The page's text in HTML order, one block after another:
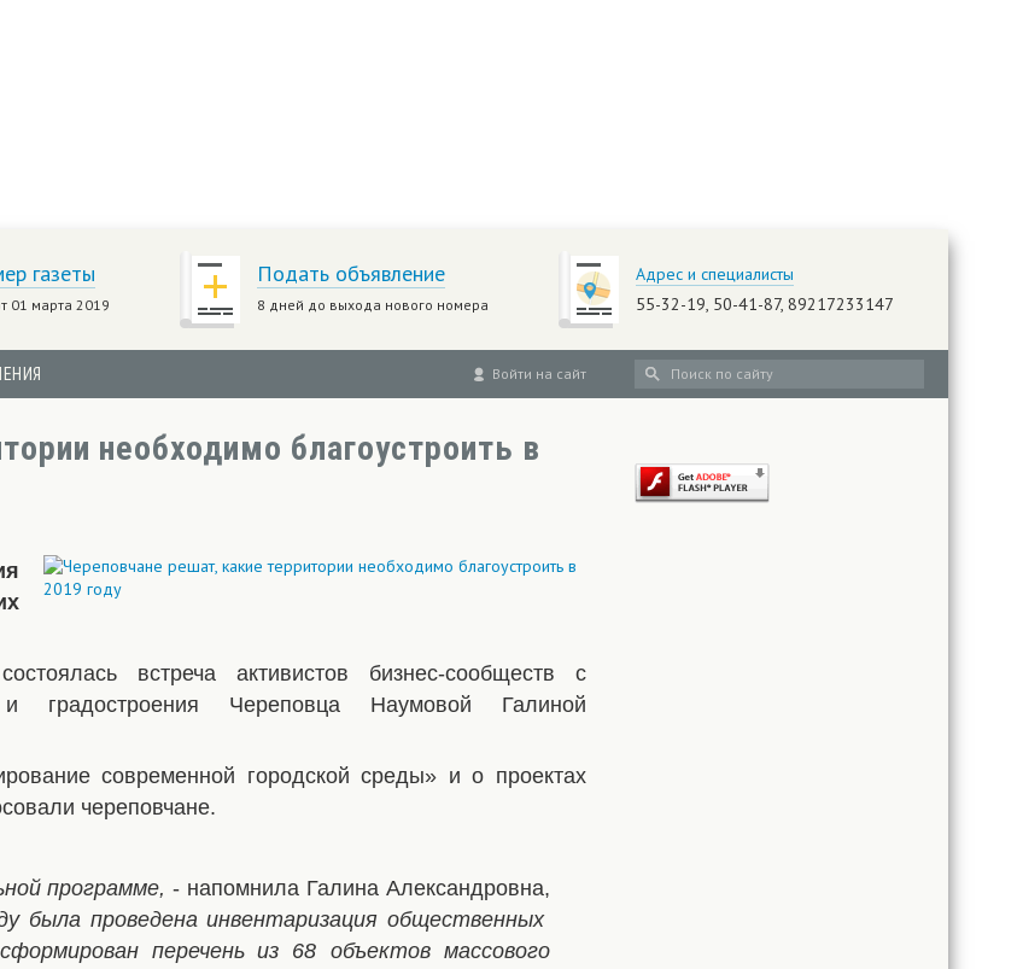
газеты
01 марта 2019
Подать объявление
8 дней до выхода нового номера
Адрес и специалисты
55-32-19, 50-41-87, 89217233147
Войти на сайт
необходимо благоустроить в
встреча активистов бизнес-сообществ с
и градостроения Череповца Наумовой Галиной
современной городской среды» и о проектах
череповчане.
программе, - напомнила Галина Александровна,
была проведена инвентаризация общественных
перечень из 68 объектов массового